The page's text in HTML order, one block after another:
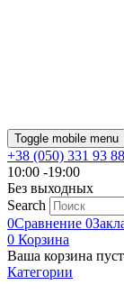
Toggle mobile menu
+38 (050) 331 93 88
10:00 -19:00
Без выходных
Search
0Сравнение 0
0 Корзина
Ваша корзина
Категории